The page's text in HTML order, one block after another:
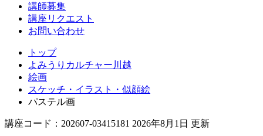
講師募集
講座リクエスト
お問い合わせ
トップ
よみうりカルチャー川越
絵画
スケッチ・イラスト・似顔絵
パステル画
講座コード：202607-03415181 2026年8月1日 更新